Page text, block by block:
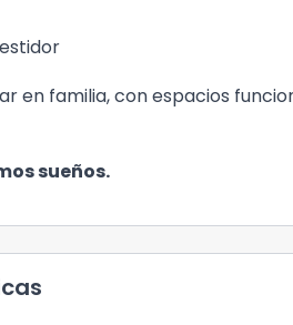
en familia, con espacios
sueños.